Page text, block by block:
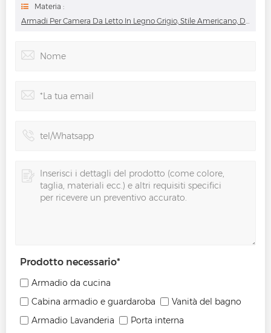
Materia :
Armadi Per Camera Da Letto In Legno Grigio, Stile Americano, Design Moderno E Personalizzato
Prodotto necessario*
Armadio da cucina
Cabina armadio e guardaroba
Vanità del bagno
Armadio Lavanderia
Porta interna